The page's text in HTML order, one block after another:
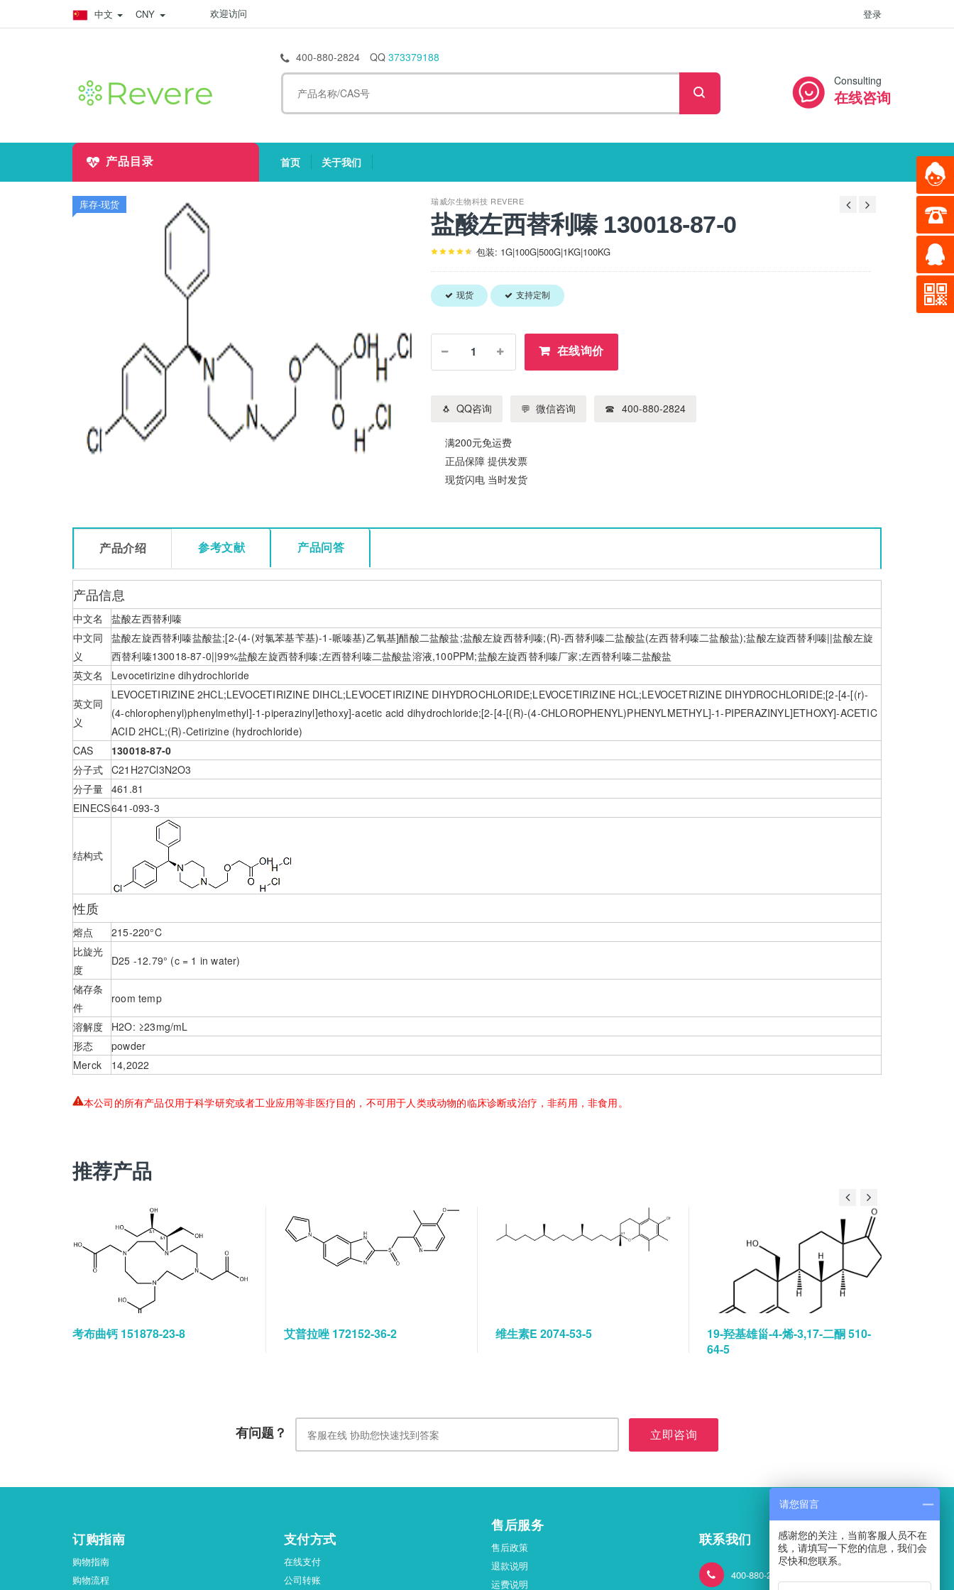
中文 CNY 欢迎访问 登录
400-880-2824 QQ 373379188
Consulting
在线咨询
产品目录
首页
关于我们
库存-现货 瑞威尔生物科技 REVERE
盐酸左西替利嗪 130018-87-0
包装: 1G|100G|500G|1KG|100KG
现货 支持定制
在线询价
QQ咨询 微信咨询 400-880-2824
满200元免运费
正品保障 提供发票
现货闪电 当时发货
产品介绍 参考文献 产品问答
产品信息
中文名
盐酸左西替利嗪
中文同
义
盐酸左旋西替利嗪盐酸盐;[2-(4-(对氯苯基苄基)-1-哌嗪基)乙氧基]醋酸二盐酸盐;盐酸左旋西替利嗪;(R)-西替利嗪二盐酸盐(左西替利嗪二盐酸盐);盐酸左旋西替利嗪||盐酸左旋
西替利嗪130018-87-0||99%盐酸左旋西替利嗪;左西替利嗪二盐酸盐溶液,100PPM;盐酸左旋西替利嗪厂家;左西替利嗪二盐酸盐
英文名
Levocetirizine dihydrochloride
英文同
义
LEVOCETIRIZINE 2HCL;LEVOCETIRIZINE DIHCL;LEVOCETIRIZINE DIHYDROCHLORIDE;LEVOCETIRIZINE HCL;LEVOCETRIZINE DIHYDROCHLORIDE;[2-[4-[(r)-
(4-chlorophenyl)phenylmethyl]-1-piperazinyl]ethoxy]-acetic acid dihydrochloride;[2-[4-[(R)-(4-CHLOROPHENYL)PHENYLMETHYL]-1-PIPERAZINYL]ETHOXY]-ACETIC
ACID 2HCL;(R)-Cetirizine (hydrochloride)
CAS
130018-87-0
分子式 C21H27Cl3N2O3
分子量 461.81
EINECS641-093-3
结构式
性质
熔点
215-220°C
比旋光
度
D25 -12.79° (c = 1 in water)
储存条
件
room temp
溶解度
H2O: ≥23mg/mL
形态
powder
Merck
14,2022
本公司的所有产品仅用于科学研究或者工业应用等非医疗目的，不可用于人类或动物的临床诊断或治疗，非药用，非食用。
推荐产品
考布曲钙 151878-23-8 艾普拉唑 172152-36-2 维生素E 2074-53-5
19-羟基雄甾-4-烯-3,17-二酮 510-
64-5
有问题？ 立即咨询
订购指南
购物指南
购物流程
支付方式
在线支付
公司转账
售后服务
售后政策
退款说明
运费说明
联系我们
400-880-2824
请您留言
感谢您的关注，当前客服人员不在
线，请填写一下您的信息，我们会
尽快和您联系。